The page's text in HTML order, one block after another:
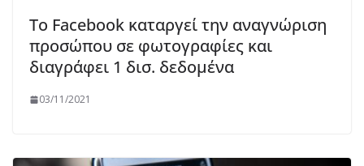
Το Facebook καταργεί την αναγνώριση
προσώπου σε φωτογραφίες και
διαγράφει 1 δισ. δεδομένα
03/11/2021